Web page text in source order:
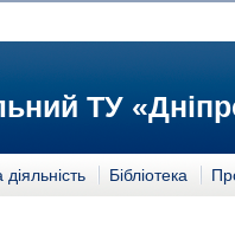
ТУ
Бібліотека